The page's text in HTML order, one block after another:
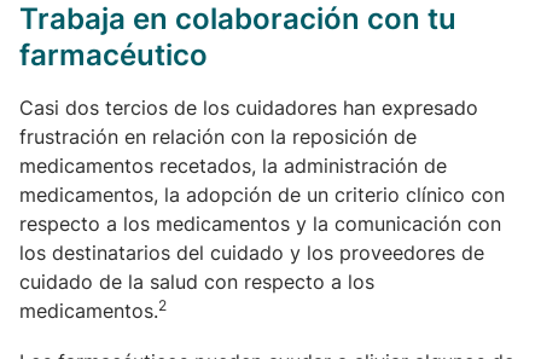
Trabaja en colaboración con tu
farmacéutico
Casi dos tercios de los cuidadores han expresado
frustración en relación con la reposición de
medicamentos recetados, la administración de
medicamentos, la adopción de un criterio clínico con
respecto a los medicamentos y la comunicación con
los destinatarios del cuidado y los proveedores de
cuidado de la salud con respecto a los
medicamentos.2